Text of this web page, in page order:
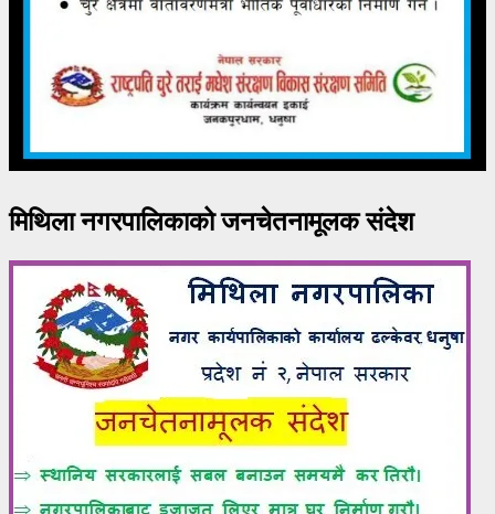
मिथिला नगरपालिकाको जनचेतनामूलक संदेश